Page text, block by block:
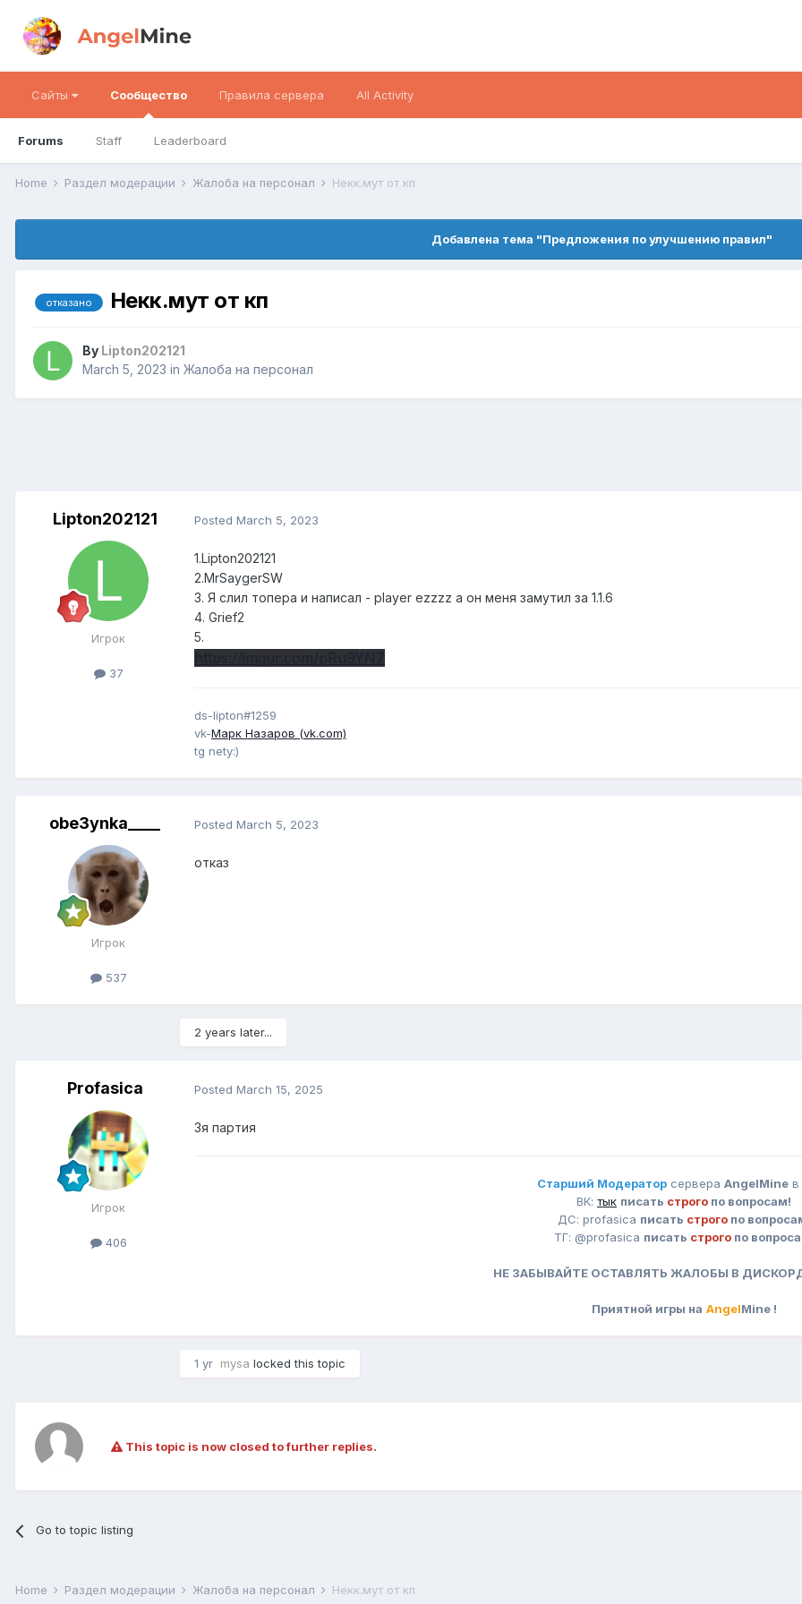
Сайты Сообщество
Forums Staff Leaderboard
Правила сервера All Activity
Home Раздел модерации Жалоба на персонал Некк.мут от кп
Добавлена тема "Предложения по улучшению правил"
отказано Некк.мут от кп
By Lipton202121
March 5, 2023 in Жалоба на персонал
Lipton202121
Игрок
37
Posted March 5, 2023
1.Lipton202121
2.MrSaygerSW
3. Я слил топера и написал - player ezzzz а он меня замутил за 1.1.6
4. Grief2
5.
ds-lipton#1259
vk-Марк Назаров (vk.com)
tg nety:)
obe3ynka____
Игрок
537
Posted March 5, 2023
отказ
2 years later...
Profasica
Игрок
406
Posted March 15, 2025
3я партия
Старший Модератор сервера AngelMine в
ВК: тык писать строго по вопросам!
ДС: profasica писать строгопо
ТГ: @profasica писать строго по
НЕ ЗАБЫВАЙТЕ ОСТАВЛЯТЬ ЖАЛОБЫ В
Приятной игры на AngelMine !
1 yr mysa locked this topic
This topic is now closed to further replies.
Go to topic listing
Home Раздел модерации Жалоба на персонал Некк.мут от кп